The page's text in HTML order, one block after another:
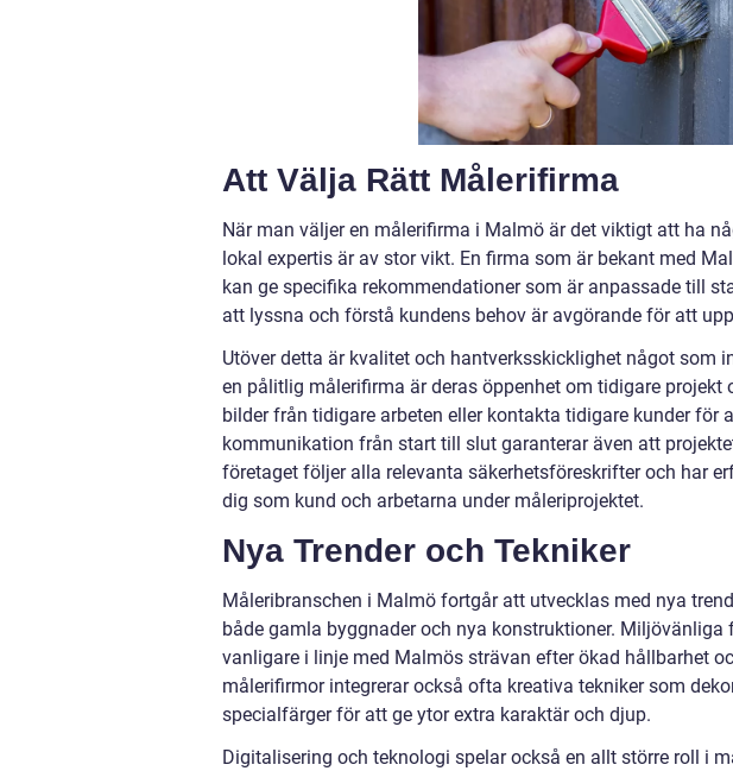
Att Välja Rätt Målerifirma
När man väljer en målerifirma i Malmö är det viktigt att ha
lokal expertis är av stor vikt. En firma som är bekant med
kan ge specifika rekommendationer som är anpassade till
att lyssna och förstå kundens behov är avgörande för att
Utöver detta är kvalitet och hantverksskicklighet något som
en pålitlig målerifirma är deras öppenhet om tidigare projekt
bilder från tidigare arbeten eller kontakta tidigare kunder för
kommunikation från start till slut garanterar även att
företaget följer alla relevanta säkerhetsföreskrifter och har
dig som kund och arbetarna under måleriprojektet.
Nya Trender och Tekniker
Måleribranschen i Malmö fortgår att utvecklas med nya
både gamla byggnader och nya konstruktioner.
vanligare i linje med Malmös strävan efter ökad hållbarhet
målerifirmor integrerar också ofta kreativa tekniker som
specialfärger för att ge ytor extra karaktär och djup.
Digitalisering och teknologi spelar också en allt större roll i